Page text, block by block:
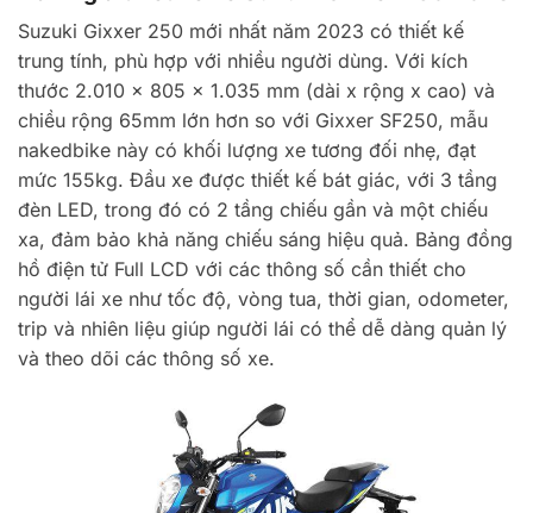
Suzuki Gixxer 250 mới nhất năm 2023 có thiết kế
trung tính, phù hợp với nhiều người dùng. Với kích
thước 2.010 x 805 x 1.035 mm (dài x rộng x cao) và
chiều rộng 65mm lớn hơn so với Gixxer SF250, mẫu
nakedbike này có khối lượng xe tương đối nhẹ, đạt
mức 155kg. Đầu xe được thiết kế bát giác, với 3 tầng
đèn LED, trong đó có 2 tầng chiếu gần và một chiếu
xa, đảm bảo khả năng chiếu sáng hiệu quả. Bảng đồng
hồ điện tử Full LCD với các thông số cần thiết cho
người lái xe như tốc độ, vòng tua, thời gian, odometer,
trip và nhiên liệu giúp người lái có thể dễ dàng quản lý
và theo dõi các thông số xe.